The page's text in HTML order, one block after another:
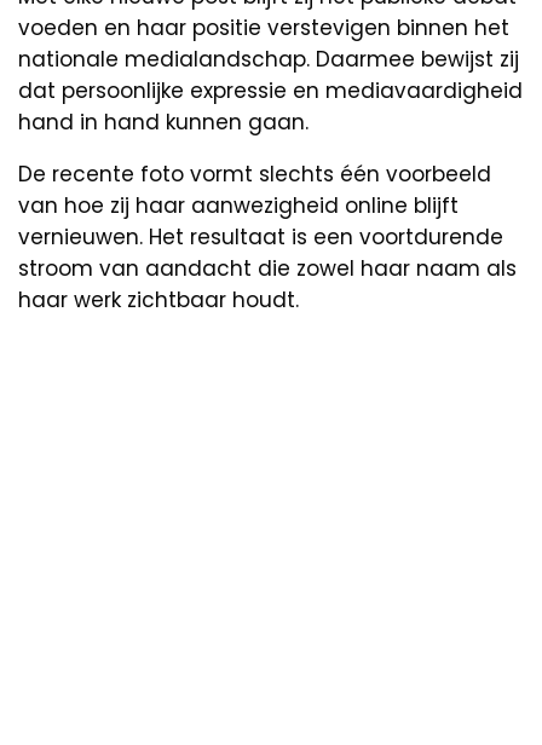
voeden en haar positie verstevigen binnen het
nationale medialandschap. Daarmee bewijst zij
dat persoonlijke expressie en mediavaardigheid
hand in hand kunnen gaan.
De recente foto vormt slechts één voorbeeld
van hoe zij haar aanwezigheid online blijft
vernieuwen. Het resultaat is een voortdurende
stroom van aandacht die zowel haar naam als
haar werk zichtbaar houdt.